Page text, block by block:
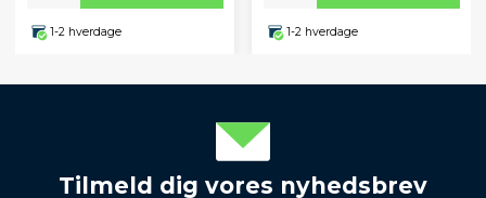
1-2 hverdage 1-2 hverdage
Tilmeld dig vores nyhedsbrev